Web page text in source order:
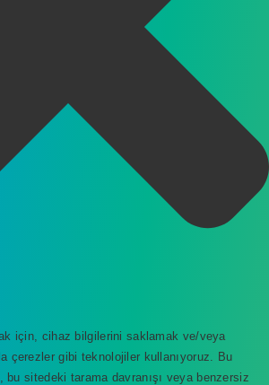
için, cihaz bilgilerini saklamak ve/veya
çerezler gibi teknolojiler kullanıyoruz. Bu
sitedeki tarama davranışı veya benzersiz